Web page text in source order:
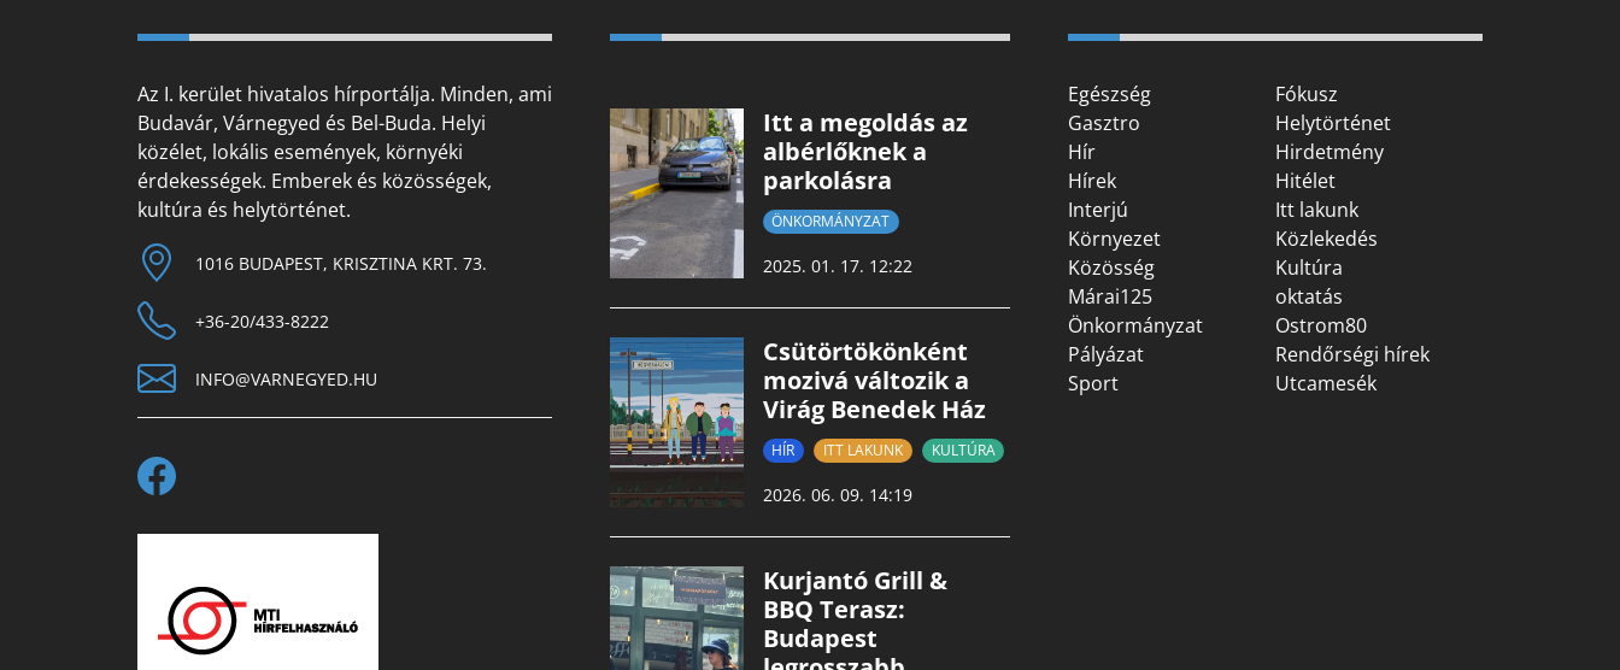
Az I. kerület hivatalos hírportálja. Minden, ami
Budavár, Várnegyed és Bel-Buda. Helyi
közélet, lokális események, környéki
érdekességek. Emberek és közösségek,
kultúra és helytörténet.
1016 BUDAPEST, KRISZTINA KRT. 73.
+36-20/433-8222
INFO@VARNEGYED.HU
Itt a megoldás az
albérlőknek a
parkolásra
ÖNKORMÁNYZAT
2025. 01. 17. 12:22
Csütörtökönként
mozivá változik a
Virág Benedek Ház
HÍR ITT LAKUNK KULTÚRA
2026. 06. 09. 14:19
Kurjantó Grill &
BBQ Terasz:
Budapest
Egészség
Fókusz
Gasztro
Helytörténet
Hír
Hirdetmény
Hírek
Hitélet
Interjú
Itt lakunk
Környezet
Közlekedés
Közösség
Kultúra
Márai125
oktatás
Önkormányzat
Ostrom80
Pályázat
Rendőrségi hírek
Sport
Utcamesék